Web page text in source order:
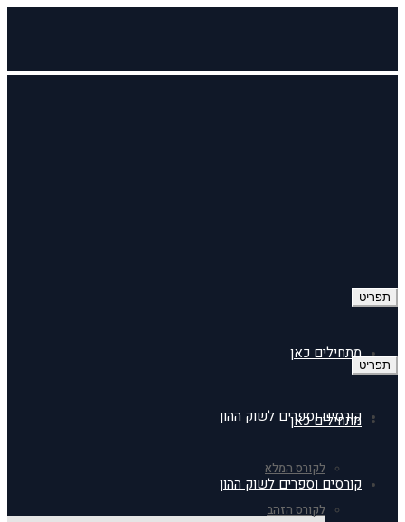
תפריט
מתחילים כאן
קורסים וספרים לשוק ההון
לקורס המלא
לקורס הזהב
תפריט
מתחילים כאן
קורסים וספרים לשוק ההון